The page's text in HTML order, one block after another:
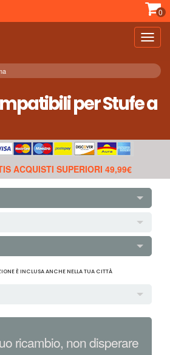
0
per Stufe a
ACQUISTI SUPERIORI 49,99€
È INCLUSA ANCHE NELLA TUA CITTÀ
ricambio, non disperare